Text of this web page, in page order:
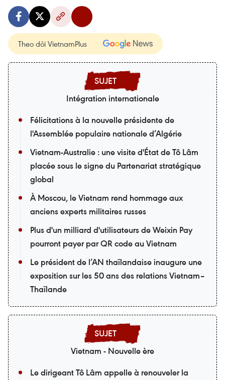
Theo dõi VietnamPlus
Intégration internationale
Félicitations à la nouvelle présidente de
l'Assemblée populaire nationale d’Algérie
Vietnam-Australie : une visite d'État de Tô Lâm
placée sous le signe du Partenariat stratégique
global
À Moscou, le Vietnam rend hommage aux
anciens experts militaires russes
Plus d'un milliard d'utilisateurs de Weixin Pay
pourront payer par QR code au Vietnam
Le président de l’AN thaïlandaise inaugure une
exposition sur les 50 ans des relations Vietnam–
Thaïlande
Vietnam - Nouvelle ère
Le dirigeant Tô Lâm appelle à renouveler la